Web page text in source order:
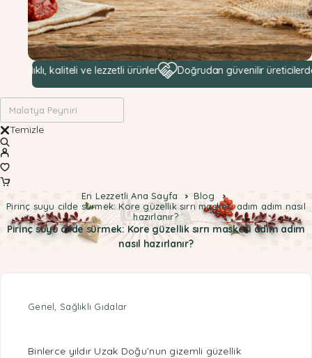
ve lezzetli ürünler Doğrudan güvenilir üreticilerden
Temizle
En Lezzetli Ana Sayfa
Blog
Pirinç suyu cilde sürmek: Kore güzellik sırrı maskesi adım adım nasıl
hazırlanır?
Pirinç suyu cilde sürmek: Kore güzellik sırrı maskesi adım adım
nasıl hazırlanır?
Genel Sağlıklı Gıdalar
Binlerce yıldır Uzak Doğu’nun gizemli güzellik